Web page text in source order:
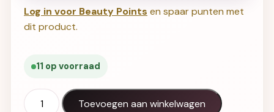
Log in voor Beauty Points en spaar punten met
dit product.
11 op voorraad
KIS Color KeraCream 3N aantal
Toevoegen aan winkelwagen